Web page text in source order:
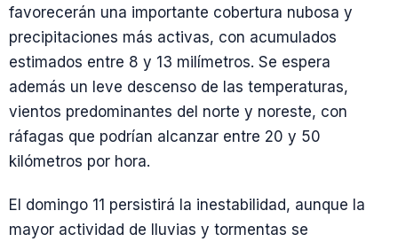
favorecerán una importante cobertura nubosa y
precipitaciones más activas, con acumulados
estimados entre 8 y 13 milímetros. Se espera
además un leve descenso de las temperaturas,
vientos predominantes del norte y noreste, con
ráfagas que podrían alcanzar entre 20 y 50
kilómetros por hora.
El domingo 11 persistirá la inestabilidad, aunque la
mayor actividad de lluvias y tormentas se